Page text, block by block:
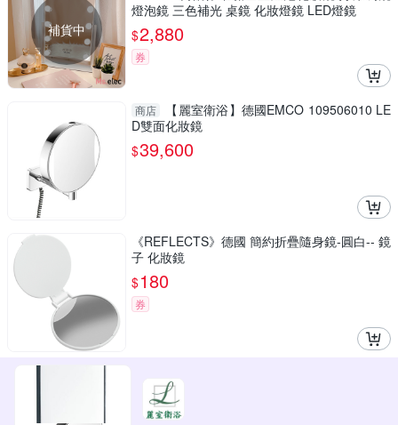
補貨中
燈泡鏡 三色補光 桌鏡 化妝燈鏡 LED燈鏡
$2,880
券
商店
【麗室衛浴】德國EMCO 109506010 LE
D雙面化妝鏡
$39,600
《REFLECTS》德國 簡約折疊隨身鏡-圓白-- 鏡
子 化妝鏡
$180
券